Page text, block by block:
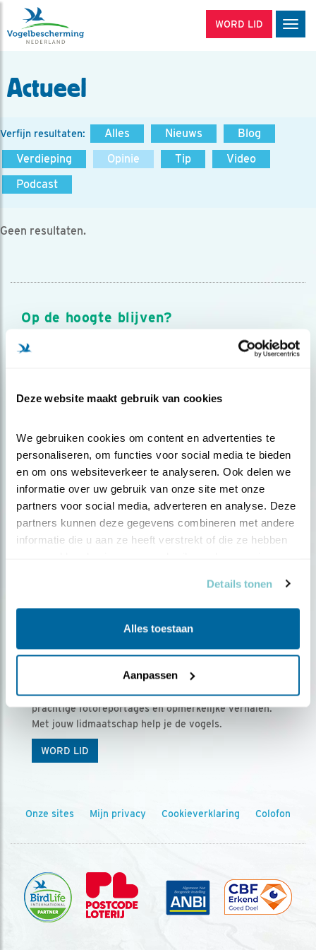
Deze website maakt gebruik van cookies
We gebruiken cookies om content en advertenties te
personaliseren, om functies voor social media te bieden
en om ons websiteverkeer te analyseren. Ook delen we
informatie over uw gebruik van onze site met onze
partners voor social media, adverteren en analyse. Deze
partners kunnen deze gegevens combineren met andere
informatie die u aan ze heeft verstrekt of die ze hebben
Details tonen
Alles toestaan
Aanpassen
WORD LID
Actueel
Verfijn resultaten: Alles Nieuws
Blog
Verdieping
Opinie Tip
Video
Podcast
Geen resultaten.
Op de hoogte blijven?
Meld je aan en ontvang nieuws, inspiratie, acties en tips
over vogels en activiteiten van Vogelbescherming.
Ontvang 5 x Vogels voor € 36,00 per jaar
Vogels is het tijdschrift voor onze leden, met
prachtige fotoreportages en opmerkelijke verhalen.
Met jouw lidmaatschap help je de vogels.
WORD LID
Onze sites Mijn privacy Cookieverklaring Colofon